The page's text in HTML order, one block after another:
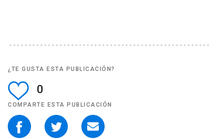
¿TE GUSTA ESTA PUBLICACIÓN?
0
COMPARTE ESTA PUBLICACIÓN